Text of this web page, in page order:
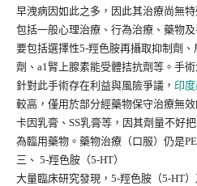
早洩病因如此之多，因此其治療尚無
包括一般心理治療、行為治療、藥物
要包括選擇性5-羥色胺再攝取抑制劑
劑、a1腎上腺素能受體拮抗劑等。手
針對此手術存在利益與風險爭議， 印
較高，僅用於部分經藥物保守治療無
卡因乳膏、SS乳膏等，因其劑量不好
為臨用藥物。藥物治療（口服）仍是
三、 5-羥色胺（5-HT）
大量臨床研究發現，5-羥色胺（5-HT